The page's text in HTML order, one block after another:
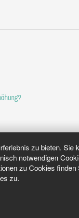
zu bieten. Sie
notwendigen
zu Cookies finden
zu.